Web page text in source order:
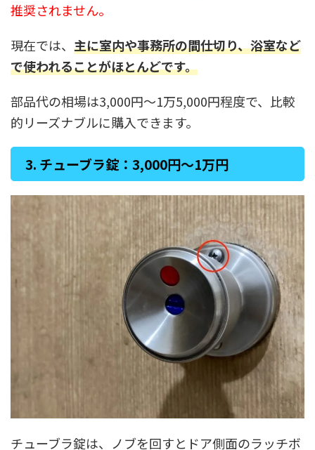
推奨されません。
現在では、 主に室内や事務所の間仕切り、浴室など
で使われることがほとんどです。
部品代の相場は3,000円〜1万5,000円程度で、比較
的リーズナブルに購入できます。
3. チューブラ錠：3,000円〜1万円
チューブラ錠は、ノブを回すとドア側面のラッチボ